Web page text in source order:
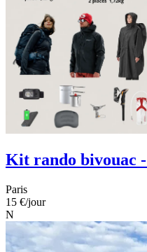
Kit rando bivouac
Paris
15 €/jour
N